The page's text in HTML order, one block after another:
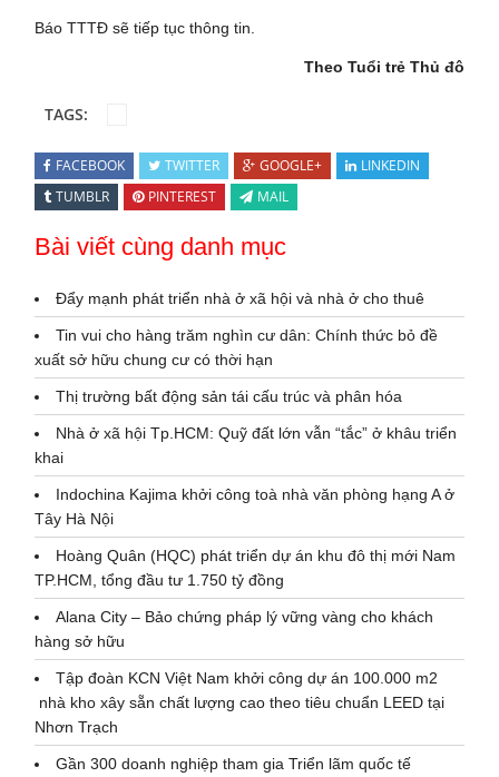
Báo TTTĐ sẽ tiếp tục thông tin.
Theo Tuổi trẻ Thủ đô
TAGS:
FACEBOOK TWITTER GOOGLE+
LINKEDIN
TUMBLR
PINTEREST MAIL
Bài viết cùng danh mục
Đẩy mạnh phát triển nhà ở xã hội và nhà ở cho thuê
Tin vui cho hàng trăm nghìn cư dân: Chính thức bỏ đề
xuất sở hữu chung cư có thời hạn
Thị trường bất động sản tái cấu trúc và phân hóa
Nhà ở xã hội Tp.HCM: Quỹ đất lớn vẫn “tắc” ở khâu triển
khai
Indochina Kajima khởi công toà nhà văn phòng hạng A ở
Tây Hà Nội
Hoàng Quân (HQC) phát triển dự án khu đô thị mới Nam
TP.HCM, tổng đầu tư 1.750 tỷ đồng
Alana City – Bảo chứng pháp lý vững vàng cho khách
hàng sở hữu
Tập đoàn KCN Việt Nam khởi công dự án 100.000 m2
nhà kho xây sẵn chất lượng cao theo tiêu chuẩn LEED tại
Nhơn Trạch
Gần 300 doanh nghiệp tham gia Triển lãm quốc tế